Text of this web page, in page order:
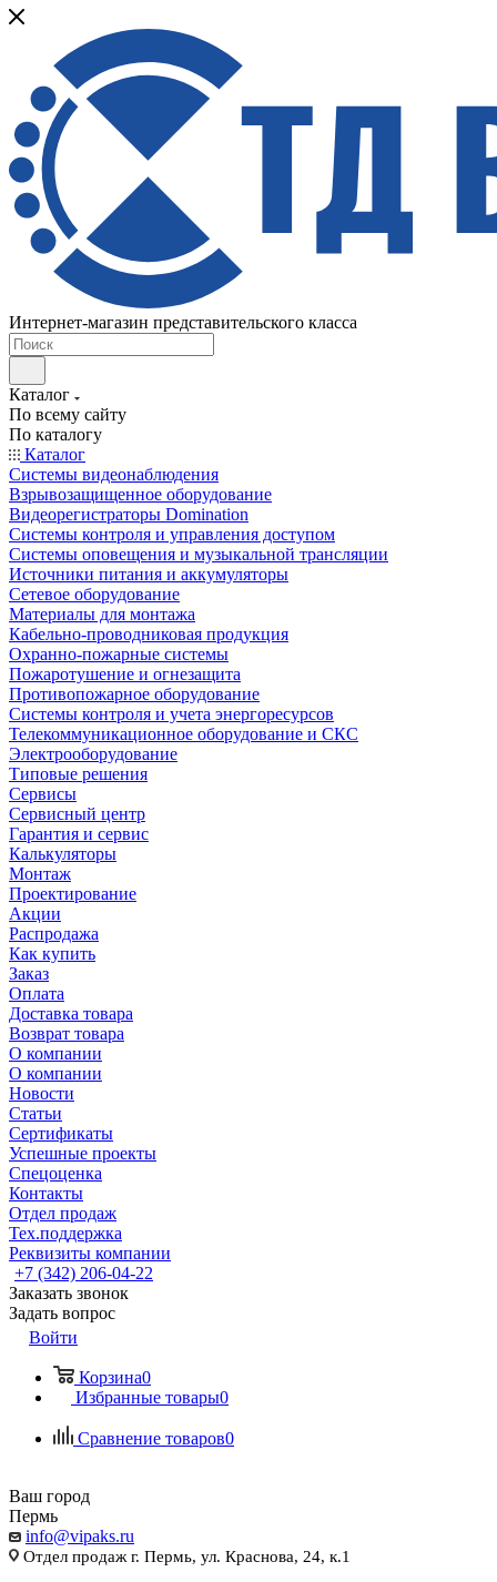
Интернет-магазин представительского класса
Каталог
По всему сайту
По каталогу
Каталог
Системы видеонаблюдения
Взрывозащищенное оборудование
Видеорегистраторы Domination
Системы контроля и управления доступом
Системы оповещения и музыкальной трансляции
Источники питания и аккумуляторы
Сетевое оборудование
Материалы для монтажа
Кабельно-проводниковая продукция
Охранно-пожарные системы
Пожаротушение и огнезащита
Противопожарное оборудование
Системы контроля и учета энергоресурсов
Телекоммуникационное оборудование и СКС
Электрооборудование
Типовые решения
Сервисы
Сервисный центр
Гарантия и сервис
Калькуляторы
Монтаж
Проектирование
Акции
Распродажа
Как купить
Заказ
Оплата
Доставка товара
Возврат товара
О компании
О компании
Новости
Статьи
Сертификаты
Успешные проекты
Спецоценка
Контакты
Отдел продаж
Тех.поддержка
Реквизиты компании
+7 (342) 206-04-22
Заказать звонок
Задать вопрос
Войти
Корзина0
Избранные товары0
Сравнение товаров0
Ваш город
Пермь
info@vipaks.ru
Отдел продаж г. Пермь, ул. Краснова, 24, к.1